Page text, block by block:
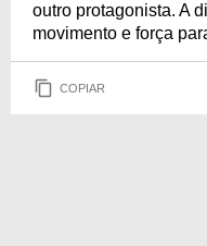
outro protagonista. A
movimento e força
COPIAR